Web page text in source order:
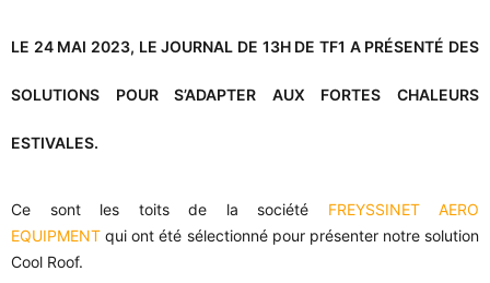
LE 24 MAI 2023, LE JOURNAL DE 13H DE TF1 A PRÉSENTÉ DES
SOLUTIONS POUR S’ADAPTER AUX FORTES CHALEURS
ESTIVALES.
Ce sont les toits de la société FREYSSINET AERO
EQUIPMENT qui ont été sélectionné pour présenter notre solution
Cool Roof.